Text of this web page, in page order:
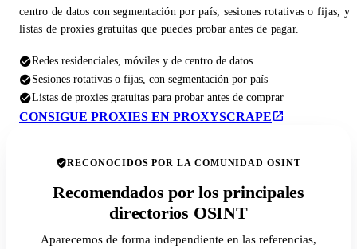
centro de datos con segmentación por país, sesiones rotativas o fijas, y
listas de proxies gratuitas que puedes probar antes de pagar.
Redes residenciales, móviles y de centro de datos
Sesiones rotativas o fijas, con segmentación por país
Listas de proxies gratuitas para probar antes de comprar
CONSIGUE PROXIES EN PROXYSCRAPE
RECONOCIDOS POR LA COMUNIDAD OSINT
Recomendados por los principales
directorios OSINT
Aparecemos de forma independiente en las referencias,